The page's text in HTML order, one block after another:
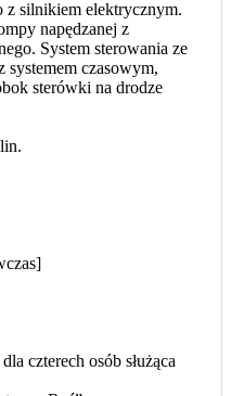
z silnikiem elektrycznym.
napędzanej z
System sterowania ze
systemem czasowym,
sterówki na drodze
czterech osób służąca